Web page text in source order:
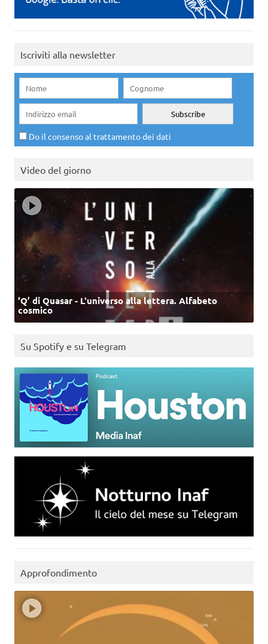
Iscriviti alla newsletter
Do il consenso al trattamento dei dati
Video del giorno
‘Q’ di Quasar - L'universo alla lettera. Alfabeto
cosmico
Su Spotify e su Telegram
Approfondimento